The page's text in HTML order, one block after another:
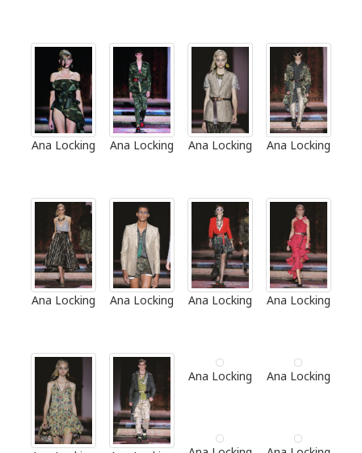
Ana Locking Ana Locking Ana Locking Ana Locking
Ana Locking Ana Locking Ana Locking Ana Locking
Ana Locking Ana Locking